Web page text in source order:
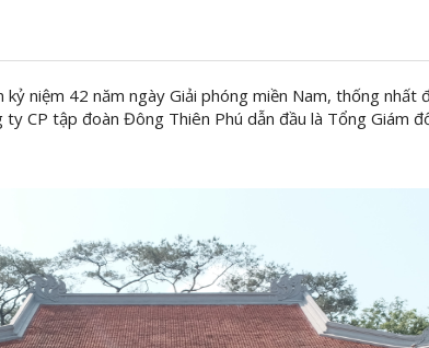
niệm 42 năm ngày Giải phóng miền Nam, thống
CP tập đoàn Đông Thiên Phú dẫn đầu là Tổng Giám